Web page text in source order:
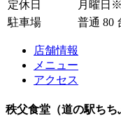
定休日
月曜日 ※
駐車場
普通 80
店舗情報
メニュー
アクセス
秩父食堂 （道の駅ちち